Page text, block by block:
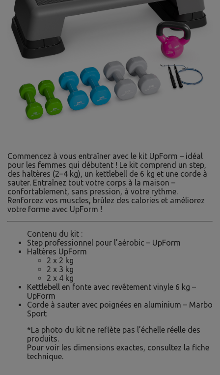
Commencez à vous entraîner avec le kit UpForm – idéal
pour les femmes qui débutent ! Le kit comprend un step,
des haltères (2–4 kg), un kettlebell de 6 kg et une corde à
sauter. Entraînez tout votre corps à la maison –
confortablement, sans pression, à votre rythme.
Renforcez vos muscles, brûlez des calories et améliorez
votre forme avec UpForm !
Contenu du kit :
Step professionnel pour l’aérobic – UpForm
Haltères UpForm
2 x 2 kg
2 x 3 kg
2 x 4 kg
Kettlebell en fonte avec revêtement vinyle 6 kg –
UpForm
Corde à sauter avec poignées en aluminium – Marbo
Sport
*La photo du kit ne reflète pas l’échelle réelle des
produits.
Pour voir les dimensions exactes, consultez la fiche
technique.